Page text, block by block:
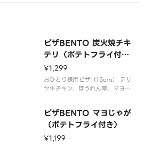
ピザBENTO 炭火焼チキ
テリ（ポテトフライ付
き）
¥1,299
おひとり様用ピザ（15cm） テリ
ヤキチキン、ほうれん草、マヨソ
ピザBENTO マヨじゃが
（ポテトフライ付き）
¥1,199